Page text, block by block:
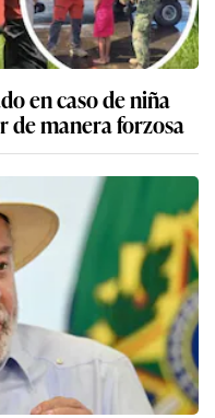
en caso de niña
de manera forzosa